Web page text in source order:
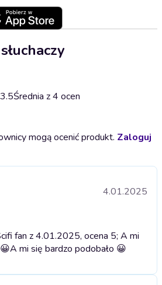
Średnia z 4 ocen
mogą ocenić produkt. Zaloguj
4.01.2025
fan z 4.01.2025, ocena 5; A mi
A mi się bardzo podobało 😀